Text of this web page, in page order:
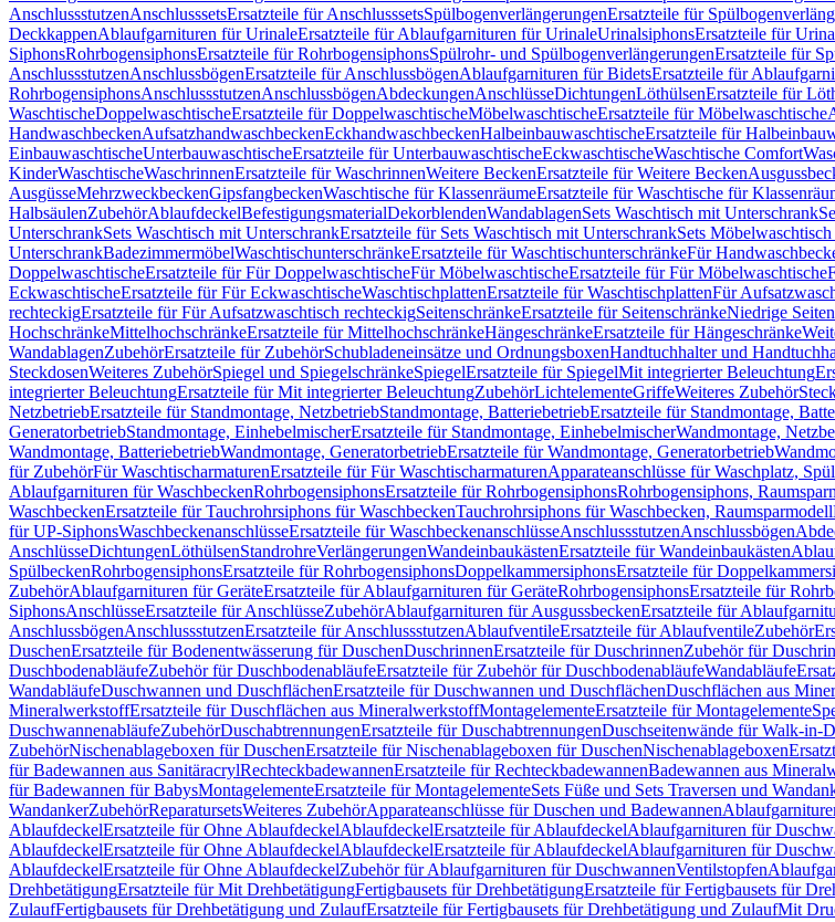
AnschlussstutzenAnschlusssetsErsatzteile für AnschlusssetsSpülbogenverlängerungenErsatzteile für
DeckkappenAblaufgarnituren für UrinaleErsatzteile für Ablaufgarnituren für UrinaleUrinalsiphonsErsatzteile für
SiphonsRohrbogensiphonsErsatzteile für RohrbogensiphonsSpülrohr- und SpülbogenverlängerungenErsatzteile für
AnschlussstutzenAnschlussbögenErsatzteile für AnschlussbögenAblaufgarnituren für BidetsErsatzteile für
RohrbogensiphonsAnschlussstutzenAnschlussbögenAbdeckungenAnschlüsseDichtungenLöthülsenErsatzteile für
WaschtischeDoppelwaschtischeErsatzteile für DoppelwaschtischeMöbelwaschtischeErsatzteile für Möbelwaschtische
HandwaschbeckenAufsatzhandwaschbeckenEckhandwaschbeckenHalbeinbauwaschtischeErsatzteile für
EinbauwaschtischeUnterbauwaschtischeErsatzteile für UnterbauwaschtischeEckwaschtischeWaschtische Comfort
KinderWaschtischeWaschrinnenErsatzteile für WaschrinnenWeitere BeckenErsatzteile für Weitere Becken
AusgüsseMehrzweckbeckenGipsfangbeckenWaschtische für KlassenräumeErsatzteile für Waschtische für
HalbsäulenZubehörAblaufdeckelBefestigungsmaterialDekorblendenWandablagenSets Waschtisch mit Unterschrank
UnterschrankSets Waschtisch mit UnterschrankErsatzteile für Sets Waschtisch mit UnterschrankSets
UnterschrankBadezimmermöbelWaschtischunterschränkeErsatzteile für WaschtischunterschränkeFür
DoppelwaschtischeErsatzteile für Für DoppelwaschtischeFür MöbelwaschtischeErsatzteile für Für Möbelwaschtische
EckwaschtischeErsatzteile für Für EckwaschtischeWaschtischplattenErsatzteile für WaschtischplattenFür
rechteckigErsatzteile für Für Aufsatzwaschtisch rechteckigSeitenschränkeErsatzteile für SeitenschränkeNiedrige
HochschränkeMittelhochschränkeErsatzteile für MittelhochschränkeHängeschränkeErsatzteile für Hängeschränke
WandablagenZubehörErsatzteile für ZubehörSchubladeneinsätze und OrdnungsboxenHandtuchhalter und
SteckdosenWeiteres ZubehörSpiegel und SpiegelschränkeSpiegelErsatzteile für SpiegelMit integrierter Beleuchtung
integrierter BeleuchtungErsatzteile für Mit integrierter BeleuchtungZubehörLichtelementeGriffeWeiteres Zubehör
NetzbetriebErsatzteile für Standmontage, NetzbetriebStandmontage, BatteriebetriebErsatzteile für Standmontage,
GeneratorbetriebStandmontage, EinhebelmischerErsatzteile für Standmontage, EinhebelmischerWandmontage,
Wandmontage, BatteriebetriebWandmontage, GeneratorbetriebErsatzteile für Wandmontage, Generatorbetrieb
für ZubehörFür WaschtischarmaturenErsatzteile für Für WaschtischarmaturenApparateanschlüsse für Waschplatz,
Ablaufgarnituren für WaschbeckenRohrbogensiphonsErsatzteile für RohrbogensiphonsRohrbogensiphons,
WaschbeckenErsatzteile für Tauchrohrsiphons für WaschbeckenTauchrohrsiphons für Waschbecken, Raumsparmodell
für UP-SiphonsWaschbeckenanschlüsseErsatzteile für WaschbeckenanschlüsseAnschlussstutzenAnschlussbögen
AnschlüsseDichtungenLöthülsenStandrohreVerlängerungenWandeinbaukästenErsatzteile für Wandeinbaukästen
SpülbeckenRohrbogensiphonsErsatzteile für RohrbogensiphonsDoppelkammersiphonsErsatzteile für
ZubehörAblaufgarnituren für GeräteErsatzteile für Ablaufgarnituren für GeräteRohrbogensiphonsErsatzteile für
SiphonsAnschlüsseErsatzteile für AnschlüsseZubehörAblaufgarnituren für AusgussbeckenErsatzteile für
AnschlussbögenAnschlussstutzenErsatzteile für AnschlussstutzenAblaufventileErsatzteile für AblaufventileZubehör
DuschenErsatzteile für Bodenentwässerung für DuschenDuschrinnenErsatzteile für DuschrinnenZubehör für
DuschbodenabläufeZubehör für DuschbodenabläufeErsatzteile für Zubehör für DuschbodenabläufeWandabläufe
WandabläufeDuschwannen und DuschflächenErsatzteile für Duschwannen und DuschflächenDuschflächen aus
MineralwerkstoffErsatzteile für Duschflächen aus MineralwerkstoffMontagelementeErsatzteile für Montagelemente
DuschwannenabläufeZubehörDuschabtrennungenErsatzteile für DuschabtrennungenDuschseitenwände für Walk-in-
ZubehörNischenablageboxen für DuschenErsatzteile für Nischenablageboxen für DuschenNischenablageboxen
für Badewannen aus SanitäracrylRechteckbadewannenErsatzteile für RechteckbadewannenBadewannen aus
für Badewannen für BabysMontagelementeErsatzteile für MontagelementeSets Füße und Sets Traversen und
WandankerZubehörReparatursetsWeiteres ZubehörApparateanschlüsse für Duschen und Badewannen
AblaufdeckelErsatzteile für Ohne AblaufdeckelAblaufdeckelErsatzteile für AblaufdeckelAblaufgarnituren für
AblaufdeckelErsatzteile für Ohne AblaufdeckelAblaufdeckelErsatzteile für AblaufdeckelAblaufgarnituren für
AblaufdeckelErsatzteile für Ohne AblaufdeckelZubehör für Ablaufgarnituren für DuschwannenVentilstopfen
DrehbetätigungErsatzteile für Mit DrehbetätigungFertigbausets für DrehbetätigungErsatzteile für Fertigbausets für
ZulaufFertigbausets für Drehbetätigung und ZulaufErsatzteile für Fertigbausets für Drehbetätigung und ZulaufMit